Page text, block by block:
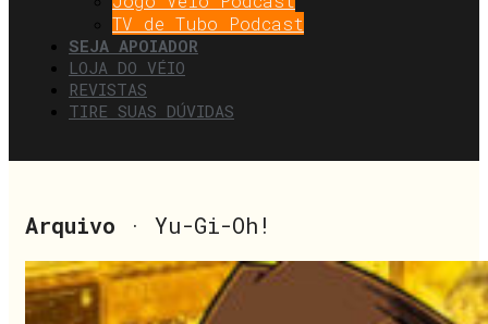
TV de Tubo Podcast
SEJA APOIADOR
LOJA DO VÉIO
REVISTAS
TIRE SUAS DÚVIDAS
Arquivo · Yu-Gi-Oh!